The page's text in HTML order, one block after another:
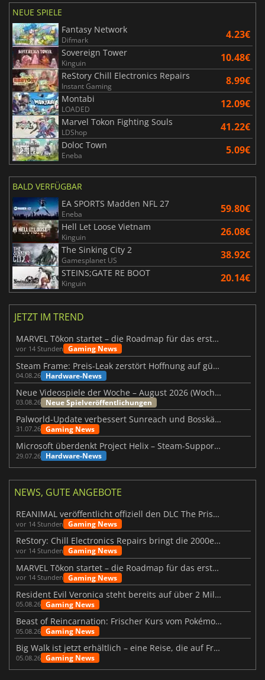
NEUE SPIELE
Fantasy Network
Difmark 4.23€
Sovereign Tower
Kinguin 10.48€
ReStory Chill Electronics Repairs
Instant Gaming 8.99€
Montabi
LOADED 12.09€
Marvel Tokon Fighting Souls
LDShop 41.22€
Doloc Town
Eneba 5.09€
BALD VERFÜGBAR
EA SPORTS Madden NFL 27
Eneba 59.80€
Hell Let Loose Vietnam
Kinguin 26.08€
The Sinking City 2
Gamesplanet US 38.92€
STEINS;GATE RE BOOT
Kinguin 20.14€
JETZT IM TREND
MARVEL Tōkon startet – die Roadmap für das erste Jahr wurde vorgestellt
vor 14 Stunden Gaming News
Steam Frame: Preis-Leak zerstört Hoffnung auf günstiges VR-Headset
04.08.26 Hardware-News
Neue Videospiele der Woche – August 2026 (Woche 32)
03.08.26 Neue Spielveröffentlichungen
Palworld-Update verbessert Sunreach und Bosskämpfe deutlich
31.07.26 Gaming News
Microsoft überdenkt Project Helix – Steam-Support gefährdet
29.07.26 Hardware-News
NEWS, GUTE ANGEBOTE
REANIMAL veröffentlicht offiziell den DLC The Prisoner
vor 14 Stunden Gaming News
ReStory: Chill Electronics Repairs bringt die 2000er zurück
vor 14 Stunden Gaming News
MARVEL Tōkon startet – die Roadmap für das erste Jahr wurde vorgestellt
vor 14 Stunden Gaming News
Resident Evil Veronica steht bereits auf über 2 Millionen Wunschlisten
05.08.26 Gaming News
Beast of Reincarnation: Frischer Kurs vom Pokémon-Studio
05.08.26 Gaming News
Big Walk ist jetzt erhältlich – eine Reise, die auf Freundschaft basiert
05.08.26 Gaming News